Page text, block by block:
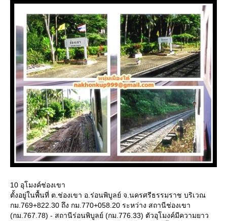
10 อุโมงค์ช่องเขา
ตั้งอยู่ในพื้นที่ ต.ช่องเขา อ.ร่อนพิบูลย์ จ.นครศรีธรรมราช บริเวณ
กม.769+822.30 ถึง กม.770+058.20 ระหว่าง สถานีช่องเขา
(กม.767.78) - สถานีร่อนพิบูลย์ (กม.776.33) ตัวอุโมงค์มีความยาว